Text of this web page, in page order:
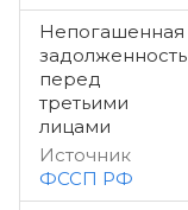
Непогашенная
задолженность
перед
третьими
лицами
Источник
ФССП РФ